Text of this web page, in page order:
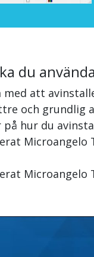
du
att
och grundlig
på hur du